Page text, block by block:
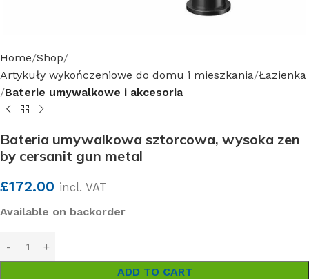
Home Shop
Artykuły wykończeniowe do domu i mieszkania Łazienka
Baterie umywalkowe i akcesoria
Bateria umywalkowa sztorcowa, wysoka zen
by cersanit gun metal
£172.00 incl. VAT
Available on backorder
ADD TO CART